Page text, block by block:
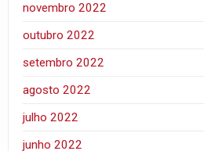
novembro 2022
outubro 2022
setembro 2022
agosto 2022
julho 2022
junho 2022